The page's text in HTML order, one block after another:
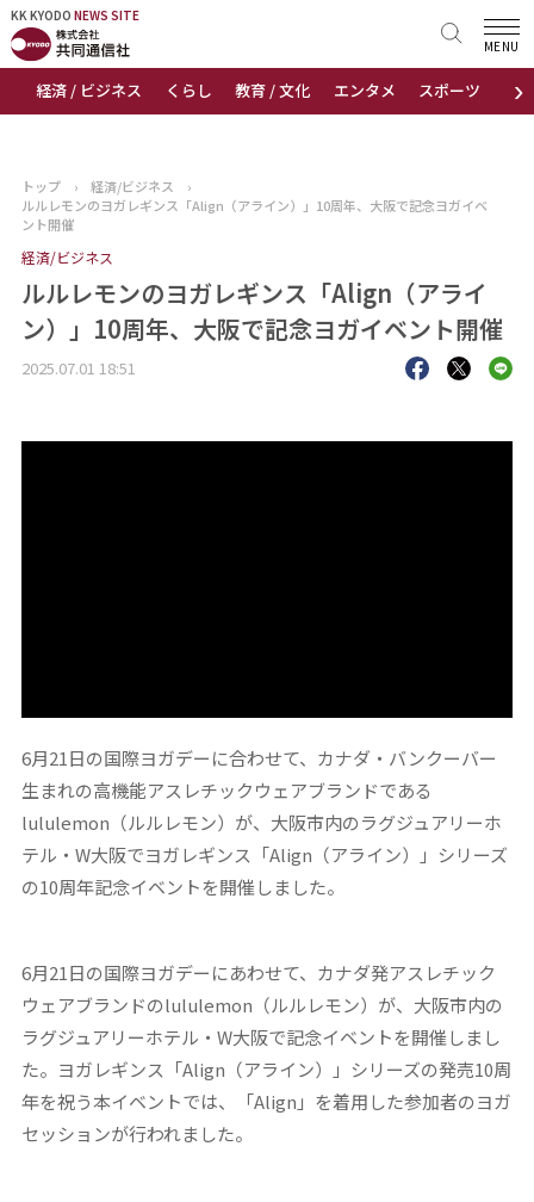
KK KYODO NEWS SITE
›
経済 / ビジネス くらし 教育 / 文化 エンタメ スポーツ 地域
MENU
KK KYODONEWS SITE
トップページ
ニュース
おすすめコンテンツ
出版物
トップ › 経済/ビジネス
›
ルルレモンのヨガレギンス「Align（アライン）」10周年、大阪で記念ヨガイベ
ント開催
経済/ビジネス
ルルレモンのヨガレギンス「Align（アライ
ン）」10周年、大阪で記念ヨガイベント開催
2025.07.01 18:51
6月21日の国際ヨガデーに合わせて、カナダ・バンクーバー
生まれの高機能アスレチックウェアブランドである
lululemon（ルルレモン）が、大阪市内のラグジュアリーホ
テル・W大阪でヨガレギンス「Align（アライン）」シリーズ
の10周年記念イベントを開催しました。
6月21日の国際ヨガデーにあわせて、カナダ発アスレチック
ウェアブランドのlululemon（ルルレモン）が、大阪市内の
ラグジュアリーホテル・W大阪で記念イベントを開催しまし
た。ヨガレギンス「Align（アライン）」シリーズの発売10周
年を祝う本イベントでは、「Align」を着用した参加者のヨガ
セッションが行われました。